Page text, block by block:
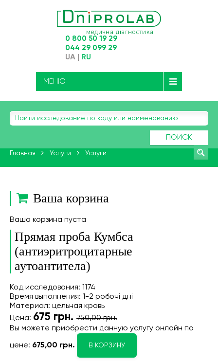
0 800 50 19 29
044 29 099 29
UA RU
МЕНЮ
ПОИСК
Главная Услуги Услуги
Ваша корзина
Ваша корзина пуста
Прямая проба Кумбса
(антиэритроцитарные
аутоантитела)
Код исследования: 1174
Время выполнения: 1-2 робочі дні
Материал: цельная кровь
Цена: 675 грн. 750,00 грн.
Вы можете приобрести данную услугу онлайн по
цене: 675,00 грн. В КОРЗИНУ